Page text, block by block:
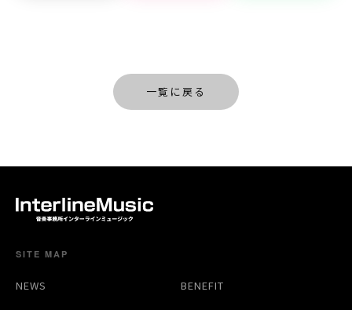
一覧に戻る
SITE MAP
NEWS BENEFIT